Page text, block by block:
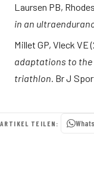
Laursen PB,
in an
Millet GP, Vleck VE
adaptations to the
triathlon. Br J
ARTIKEL TEILEN: